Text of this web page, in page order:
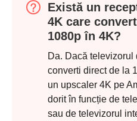
Există un
4K care
1080p în 4K?
Da. Dacă televizorul
converti direct de la
un upscaler 4K pe
dorit în funcție de
sau de televizorul